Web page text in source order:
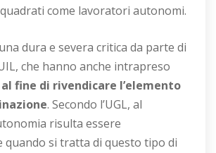
come lavoratori autonomi.
dura e severa critica da parte di
che hanno anche intrapreso
fine di rivendicare l’elemento
. Secondo l’UGL, al
risulta essere
quando si tratta di questo tipo di